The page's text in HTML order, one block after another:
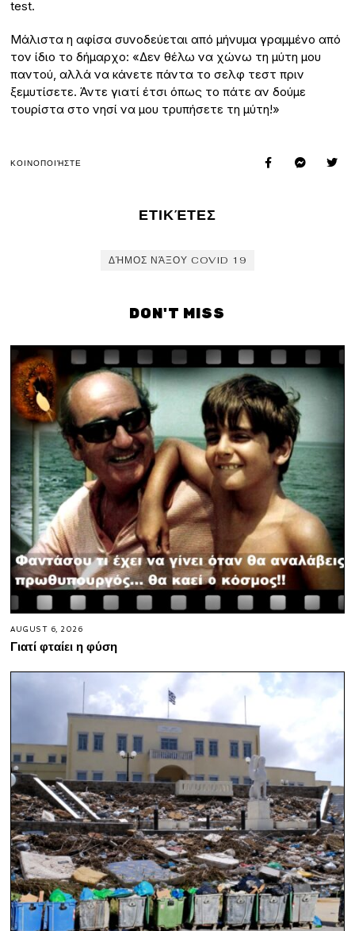
test.
Μάλιστα η αφίσα συνοδεύεται από μήνυμα γραμμένο από
τον ίδιο το δήμαρχο: «Δεν θέλω να χώνω τη μύτη μου
παντού, αλλά να κάνετε πάντα το σελφ τεστ πριν
ξεμυτίσετε. Άντε γιατί έτσι όπως το πάτε αν δούμε
τουρίστα στο νησί να μου τρυπήσετε τη μύτη!»
ΚΟΙΝΟΠΟΙΉΣΤΕ
ΕΤΙΚΈΤΕΣ
ΔΉΜΟΣ ΝΆΞΟΥ COVID 19
DON'T MISS
AUGUST 6, 2026
Γιατί φταίει η φύση